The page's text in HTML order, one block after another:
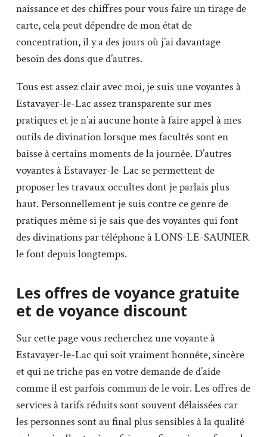
naissance et des chiffres pour vous faire un tirage de
carte, cela peut dépendre de mon état de
concentration, il y a des jours où j’ai davantage
besoin des dons que d’autres.
Tous est assez clair avec moi, je suis une voyantes à
Estavayer-le-Lac assez transparente sur mes
pratiques et je n’ai aucune honte à faire appel à mes
outils de divination lorsque mes facultés sont en
baisse à certains moments de la journée. D’autres
voyantes à Estavayer-le-Lac se permettent de
proposer les travaux occultes dont je parlais plus
haut. Personnellement je suis contre ce genre de
pratiques même si je sais que des voyantes qui font
des divinations par téléphone à LONS-LE-SAUNIER
le font depuis longtemps.
Les offres de voyance gratuite
et de voyance discount
Sur cette page vous recherchez une voyante à
Estavayer-le-Lac qui soit vraiment honnête, sincère
et qui ne triche pas en votre demande de d’aide
comme il est parfois commun de le voir. Les offres de
services à tarifs réduits sont souvent délaissées car
les personnes sont au final plus sensibles à la qualité